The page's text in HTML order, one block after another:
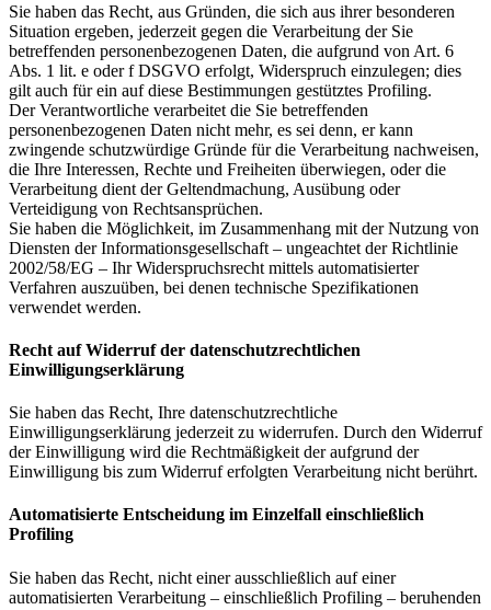
Sie haben das Recht, aus Gründen, die sich aus ihrer besonderen
Situation ergeben, jederzeit gegen die Verarbeitung der Sie
betreffenden personenbezogenen Daten, die aufgrund von Art. 6
Abs. 1 lit. e oder f DSGVO erfolgt, Widerspruch einzulegen; dies
gilt auch für ein auf diese Bestimmungen gestütztes Profiling.
Der Verantwortliche verarbeitet die Sie betreffenden
personenbezogenen Daten nicht mehr, es sei denn, er kann
zwingende schutzwürdige Gründe für die Verarbeitung nachweisen,
die Ihre Interessen, Rechte und Freiheiten überwiegen, oder die
Verarbeitung dient der Geltendmachung, Ausübung oder
Verteidigung von Rechtsansprüchen.
Sie haben die Möglichkeit, im Zusammenhang mit der Nutzung von
Diensten der Informationsgesellschaft – ungeachtet der Richtlinie
2002/58/EG – Ihr Widerspruchsrecht mittels automatisierter
Verfahren auszuüben, bei denen technische Spezifikationen
verwendet werden.
Recht auf Widerruf der datenschutzrechtlichen
Einwilligungserklärung
Sie haben das Recht, Ihre datenschutzrechtliche
Einwilligungserklärung jederzeit zu widerrufen. Durch den Widerruf
der Einwilligung wird die Rechtmäßigkeit der aufgrund der
Einwilligung bis zum Widerruf erfolgten Verarbeitung nicht berührt.
Automatisierte Entscheidung im Einzelfall einschließlich
Profiling
Sie haben das Recht, nicht einer ausschließlich auf einer
automatisierten Verarbeitung – einschließlich Profiling – beruhenden